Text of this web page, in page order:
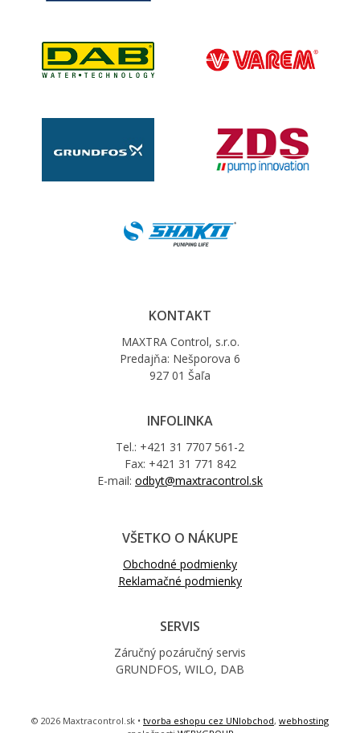
KONTAKT
MAXTRA Control, s.r.o.
Predajňa: Nešporova 6
927 01 Šaľa
INFOLINKA
Tel.: +421 31 7707 561-2
Fax: +421 31 771 842
E-mail: odbyt@maxtracontrol.sk
VŠETKO O NÁKUPE
Obchodné podmienky
Reklamačné podmienky
SERVIS
Záručný pozáručný servis
GRUNDFOS, WILO, DAB
© 2026 Maxtracontrol.sk • tvorba eshopu cez UNIobchod, webhosting